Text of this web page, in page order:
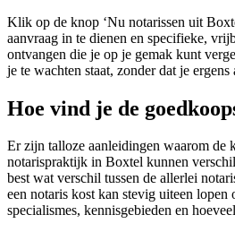
Klik op de knop ‘Nu notarissen uit
aanvraag in te dienen en specifieke,
ontvangen die je op je gemak kunt
je te wachten staat, zonder dat je ergens
Hoe vind je de
Er zijn talloze aanleidingen waarom de
notarispraktijk in Boxtel kunnen
best wat verschil tussen de allerlei
een notaris kost kan stevig uiteen lopen
specialismes, kennisgebieden en